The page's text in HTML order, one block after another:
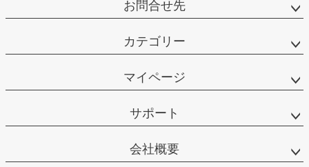
お問合せ先
カテゴリー
マイページ
サポート
会社概要